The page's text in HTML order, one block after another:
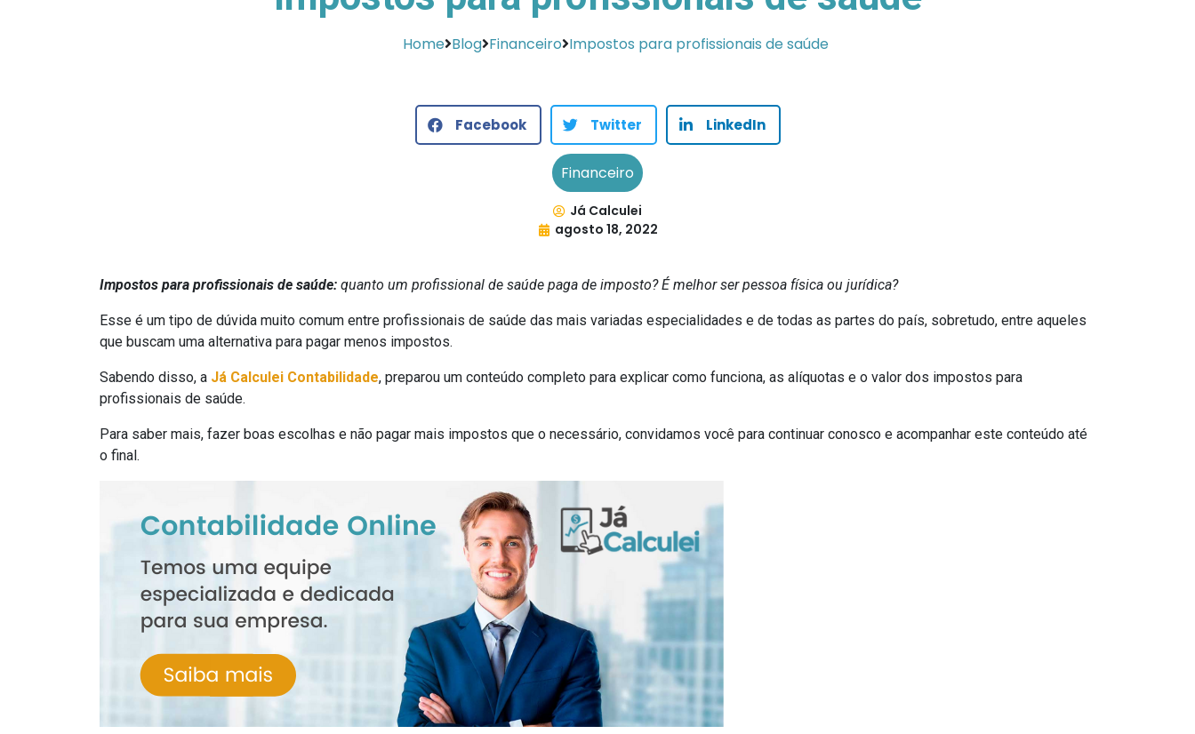
Home Blog Financeiro Impostos para profissionais de saúde
Facebook Twitter LinkedIn
Financeiro
Já Calculei
agosto 18, 2022
Impostos para profissionais de saúde: quanto um profissional de saúde paga de imposto? É melhor ser pessoa física ou jurídica?
Esse é um tipo de dúvida muito comum entre profissionais de saúde das mais variadas especialidades e de todas as partes do país, sobretudo, entre aqueles
que buscam uma alternativa para pagar menos impostos.
Sabendo disso, a Já Calculei Contabilidade, preparou um conteúdo completo para explicar como funciona, as alíquotas e o valor dos impostos para
profissionais de saúde.
Para saber mais, fazer boas escolhas e não pagar mais impostos que o necessário, convidamos você para continuar conosco e acompanhar este conteúdo até
o final.